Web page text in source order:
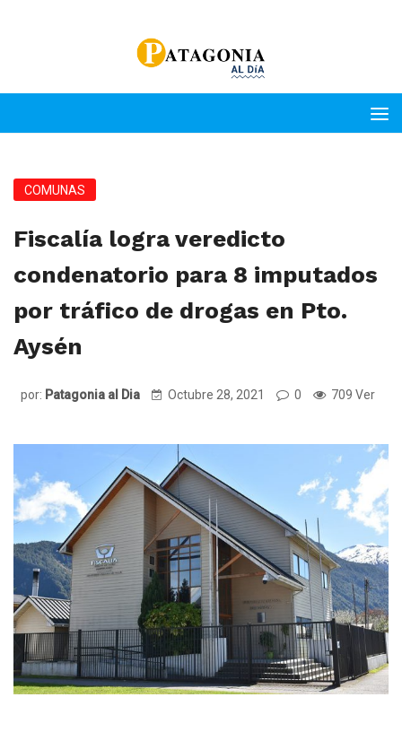
COMUNAS
Fiscalía logra veredicto
condenatorio para 8 imputados
por tráfico de drogas en Pto.
Aysén
por: Patagonia al Dia Octubre 28, 2021 0 709 Ver